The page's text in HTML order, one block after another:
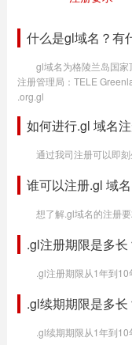
什么是gl域名？有
gl域名为格陵兰岛国家
注册管理局：TELE
.org.gl
如何进行.gl 域名
通过我司注册可以即刻
谁可以注册.gl 域
想了解.gl域名的注册
.gl注册期限是多长
.gl注册期限从1年到10
.gl续期期限是多长
.gl续期期限从1年到10